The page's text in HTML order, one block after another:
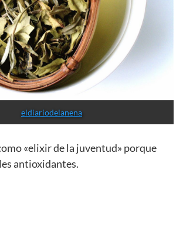
eldiariodelanena
«elixir de la juventud» porque
antioxidantes.